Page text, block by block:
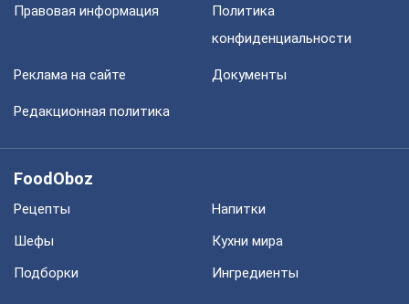
Правовая информация
Политика
конфиденциальности
Реклама на сайте Документы
Редакционная политика
FoodOboz
Рецепты
Напитки
Шефы
Кухни мира
Подборки
Ингредиенты